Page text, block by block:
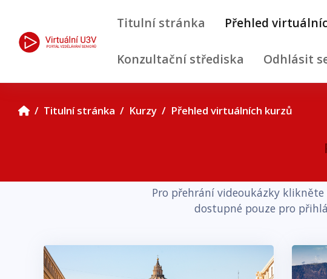
Titulní stránka
Přehled
Konzultační střediska Odhlásit
Titulní stránka Kurzy Přehled virtuálních kurzů
Pro přehrání videoukázky
dostupné pouze pro